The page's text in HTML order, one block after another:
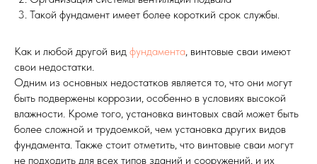
Такой фундамент имеет более короткий срок службы.
Как и любой другой вид фундамента, винтовые сваи имеют
свои недостатки.
Одним из основных недостатков является то, что они могут
быть подвержены коррозии, особенно в условиях высокой
влажности. Кроме того, установка винтовых свай может быть
более сложной и трудоемкой, чем установка других видов
фундамента. Также стоит отметить, что винтовые сваи могут
не подходить для всех типов зданий и сооружений, и их